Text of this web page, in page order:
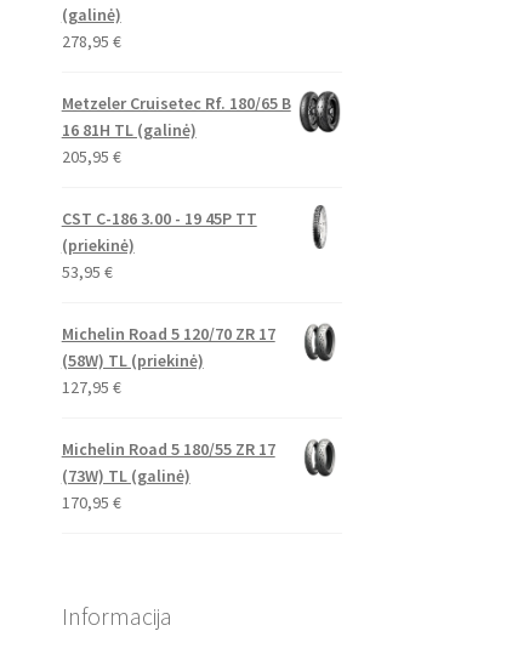
(galinė)
278,95 €
Metzeler Cruisetec Rf. 180/65 B
16 81H TL (galinė)
205,95 €
CST C-186 3.00 - 19 45P TT
(priekinė)
53,95 €
Michelin Road 5 120/70 ZR 17
(58W) TL (priekinė)
127,95 €
Michelin Road 5 180/55 ZR 17
(73W) TL (galinė)
170,95 €
Informacija